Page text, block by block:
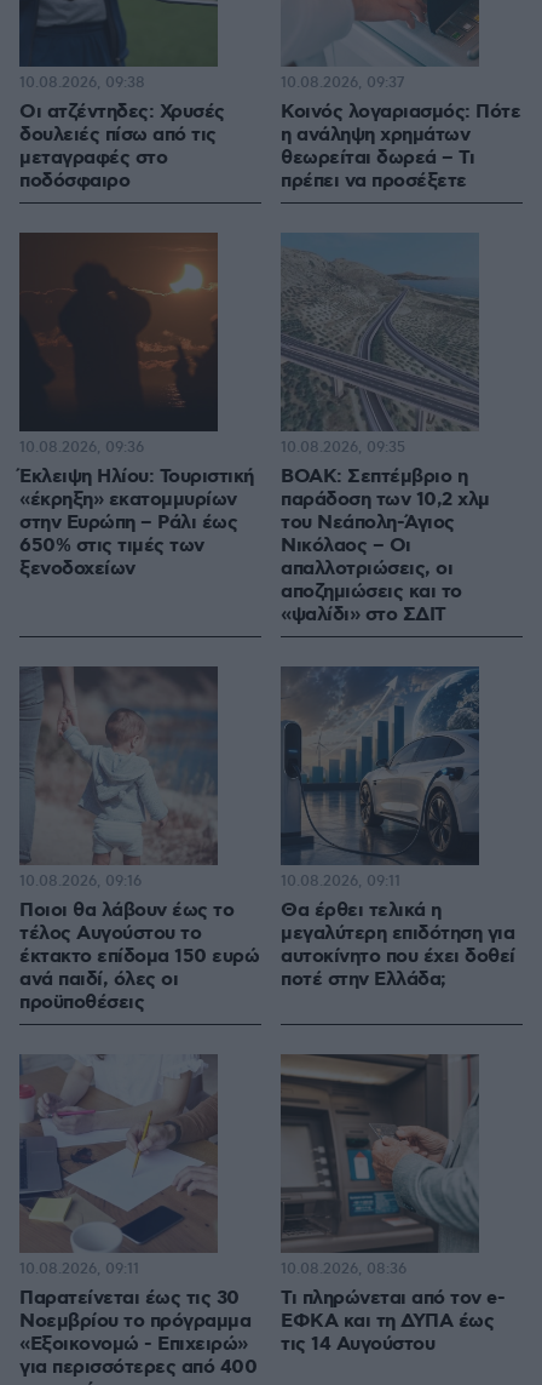
Οι ατζέντηδες: Χρυσές
δουλειές πίσω από τις
μεταγραφές στο
ποδόσφαιρο
10.08.2026, 09:38
Κοινός λογαριασμός: Πότε
η ανάληψη χρημάτων
θεωρείται δωρεά – Τι
πρέπει να προσέξετε
10.08.2026, 09:37
Έκλειψη Ηλίου: Τουριστική
«έκρηξη» εκατομμυρίων
στην Ευρώπη – Ράλι έως
650% στις τιμές των
ξενοδοχείων
10.08.2026, 09:36
ΒΟΑΚ: Σεπτέμβριο η
παράδοση των 10,2 χλμ
του Νεάπολη-Άγιος
Νικόλαος – Οι
απαλλοτριώσεις, οι
αποζημιώσεις και το
«ψαλίδι» στο ΣΔΙΤ
10.08.2026, 09:35
Ποιοι θα λάβουν έως το
τέλος Αυγούστου το
έκτακτο επίδομα 150 ευρώ
ανά παιδί, όλες οι
προϋποθέσεις
10.08.2026, 09:16
Θα έρθει τελικά η
μεγαλύτερη επιδότηση για
αυτοκίνητο που έχει δοθεί
ποτέ στην Ελλάδα;
10.08.2026, 09:11
Παρατείνεται έως τις 30
Νοεμβρίου το πρόγραμμα
«Εξοικονομώ - Επιχειρώ»
για περισσότερες από 400
10.08.2026, 09:11
Τι πληρώνεται από τον e-
ΕΦΚΑ και τη ΔΥΠΑ έως
τις 14 Αυγούστου
10.08.2026, 08:36